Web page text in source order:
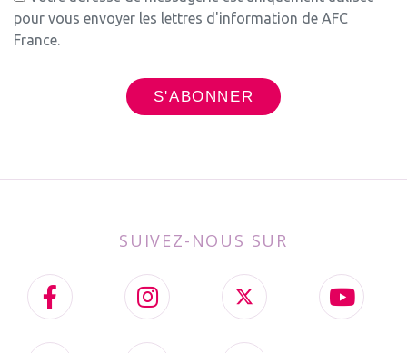
pour vous envoyer les lettres d'information de AFC
France.
SUIVEZ-NOUS SUR